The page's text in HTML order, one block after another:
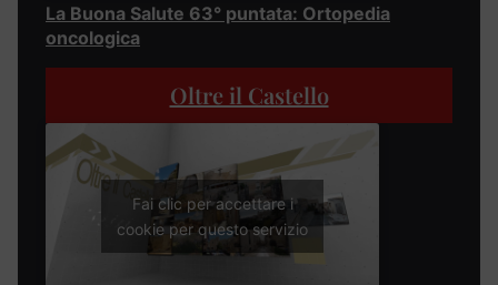
La Buona Salute 63° puntata: Ortopedia
oncologica
Oltre il Castello
Fai clic per accettare i
cookie per questo servizio